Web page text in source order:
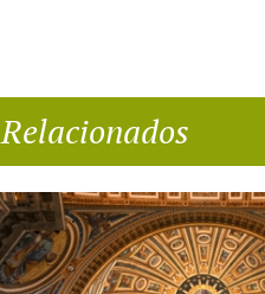
Relacionados